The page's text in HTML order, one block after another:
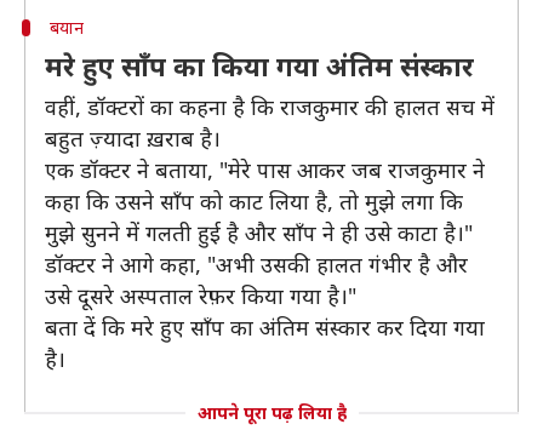
बयान
मरे हुए साँप का किया गया अंतिम संस्कार
वहीं, डॉक्टरों का कहना है कि राजकुमार की हालत सच में
बहुत ज़्यादा ख़राब है।
एक डॉक्टर ने बताया, "मेरे पास आकर जब राजकुमार ने
कहा कि उसने साँप को काट लिया है, तो मुझे लगा कि
मुझे सुनने में गलती हुई है और साँप ने ही उसे काटा है।"
डॉक्टर ने आगे कहा, "अभी उसकी हालत गंभीर है और
उसे दूसरे अस्पताल रेफ़र किया गया है।"
बता दें कि मरे हुए साँप का अंतिम संस्कार कर दिया गया
है।
आपने पूरा पढ़ लिया है